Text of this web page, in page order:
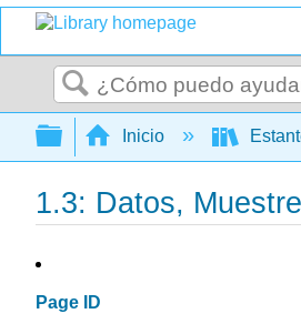
Buscar
Expandir/contraer
Inicio
1.3: Datos,
Page ID